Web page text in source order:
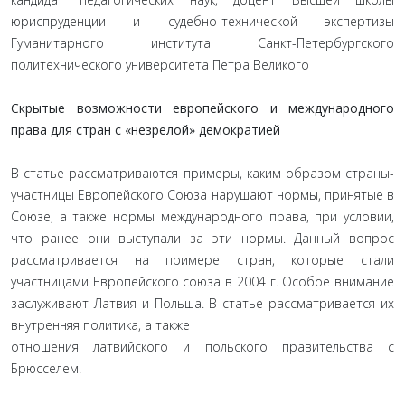
юриспруденции и судебно-технической экспертизы
Гуманитарного института Санкт-Петербургского
политехнического университета Петра Великого
Скрытые возможности европейского и международного
права для стран с «незрелой» демократией
В статье рассматриваются примеры, каким образом страны-
участницы Европейского Союза нарушают нормы, принятые в
Союзе, а также нормы международного права, при условии,
что ранее они выступали за эти нормы. Данный вопрос
рассматривается на примере стран, которые стали
участницами Европейского союза в 2004 г. Особое внимание
заслуживают Латвия и Польша. В статье рассматривается их
внутренняя политика, а также
отношения латвийского и польского правительства с
Брюсселем.